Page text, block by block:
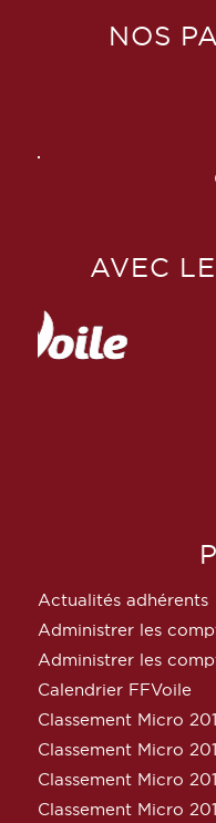
NOS
AVEC
Actualités adhérents
Administrer les
Administrer les
Calendrier FFVoile
Classement Micro
Classement Micro
Classement Micro
Classement Micro